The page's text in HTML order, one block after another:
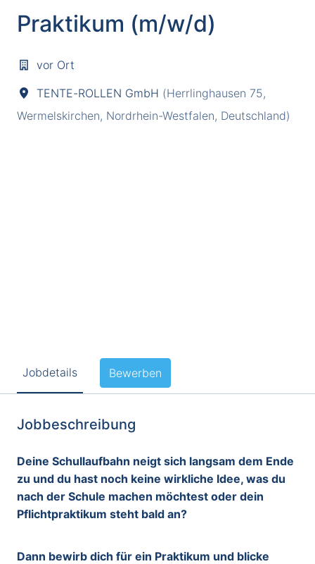
Praktikum (m/w/d)
vor Ort
TENTE-ROLLEN GmbH (Herrlinghausen 75,
Wermelskirchen, Nordrhein-Westfalen, Deutschland)
Jobdetails Bewerben
Jobbeschreibung
Deine Schullaufbahn neigt sich langsam dem Ende
zu und du hast noch keine wirkliche Idee, was du
nach der Schule machen möchtest oder dein
Pflichtpraktikum steht bald an?
Dann bewirb dich für ein Praktikum und blicke